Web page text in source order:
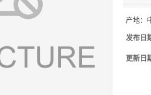
产地：
发布日
更新日